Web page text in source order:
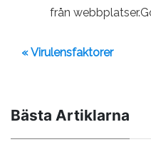
från
« Virulensfaktorer
Bästa Artiklarna